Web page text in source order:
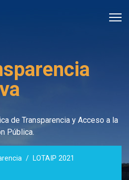
de Transparencia y Acceso a la
Pública.
LOTAIP 2021